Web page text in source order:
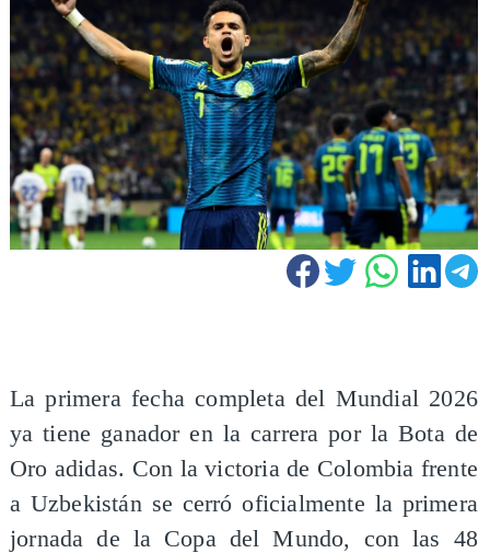
La primera fecha completa del Mundial 2026
ya tiene ganador en la carrera por la Bota de
Oro adidas. Con la victoria de Colombia frente
a Uzbekistán se cerró oficialmente la primera
jornada de la Copa del Mundo, con las 48